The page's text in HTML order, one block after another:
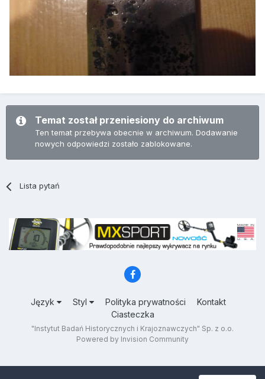
Temat został przeniesiony do archiwum
Ten temat przebywa obecnie w archiwum. Dodawanie
nowych odpowiedzi zostało zablokowane.
Lista pytań
Język Styl Polityka prywatności
Kontakt
Ciasteczka
"Instytut Badań Historycznych i Krajoznawczych" Sp. z o.o.
Powered by Invision Community